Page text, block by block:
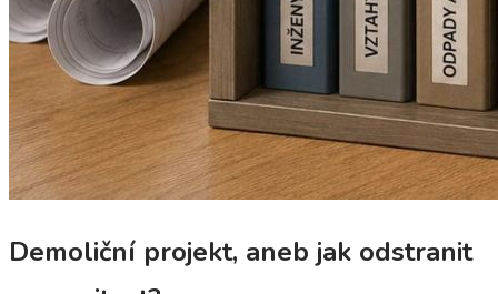
Demoliční projekt, aneb jak odstranit